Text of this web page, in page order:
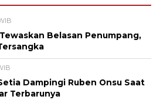
Belasan Penumpang,
Dampingi Ruben Onsu Saat
Terbarunya